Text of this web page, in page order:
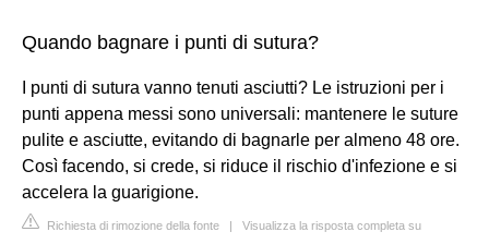
Quando bagnare i punti di sutura?
I punti di sutura vanno tenuti asciutti? Le istruzioni per i
punti appena messi sono universali: mantenere le suture
pulite e asciutte, evitando di bagnarle per almeno 48 ore.
Così facendo, si crede, si riduce il rischio d'infezione e si
accelera la guarigione.
Richiesta di rimozione della fonte | Visualizza la risposta completa su